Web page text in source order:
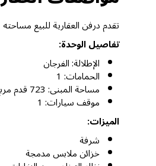
تقدم درفن العقارية للبيع مساحته 723 متر مربع يقع في Equiti Home A، الفرجان دبي.
تفاصيل الوحدة:
الإطلالة: الفرجان
الحمامات: 1
مساحة المبنى: 723 قدم مربع
موقف سيارات: 1
الميزات:
شرفة
خزائن ملابس مدمجة